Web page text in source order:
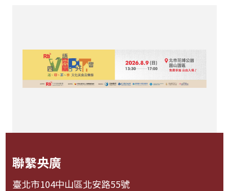
聯繫央廣
臺北市104中山區北安路55號